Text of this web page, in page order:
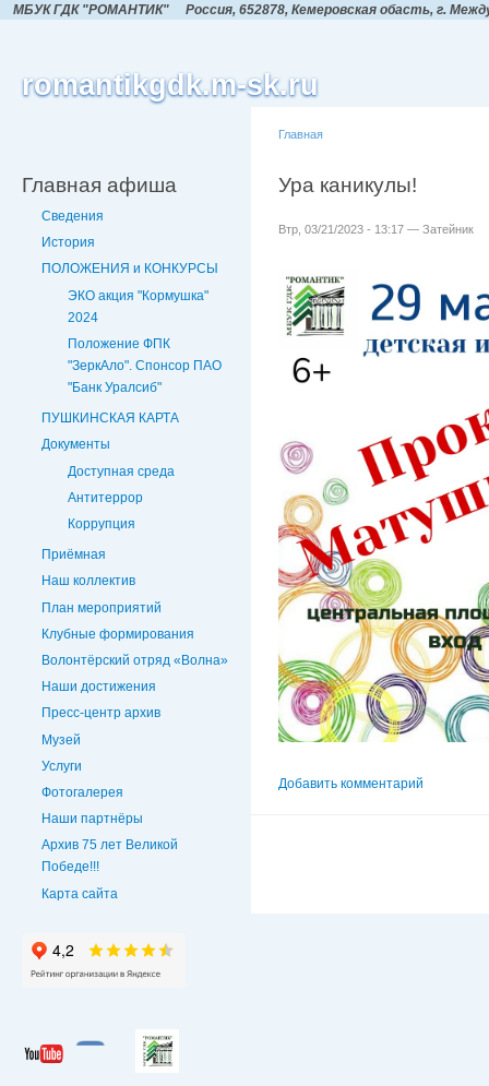
МБУК ГДК "РОМАНТИК" Россия, 652878, Кемеровская обасть, г.
romantikgdk.m-sk.ru
Главная афиша
Сведения
История
ПОЛОЖЕНИЯ и КОНКУРСЫ
ЭКО акция "Кормушка"
2024
Положение ФПК
"ЗеркАло". Спонсор ПАО
"Банк Уралсиб"
ПУШКИНСКАЯ КАРТА
Документы
Доступная среда
Антитеррор
Коррупция
Приёмная
Наш коллектив
План мероприятий
Клубные формирования
Волонтёрский отряд «Волна»
Наши достижения
Пресс-центр архив
Музей
Услуги
Фотогалерея
Наши партнёры
Архив 75 лет Великой
Победе!!!
Карта сайта
Главная
Ура каникулы!
Втр, 03/21/2023 - 13:17 — Затейник
Добавить комментарий